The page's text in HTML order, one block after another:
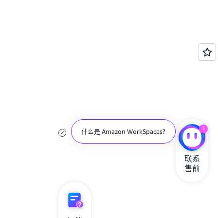
什么是 Amazon WorkSpaces? 1
联系
售前